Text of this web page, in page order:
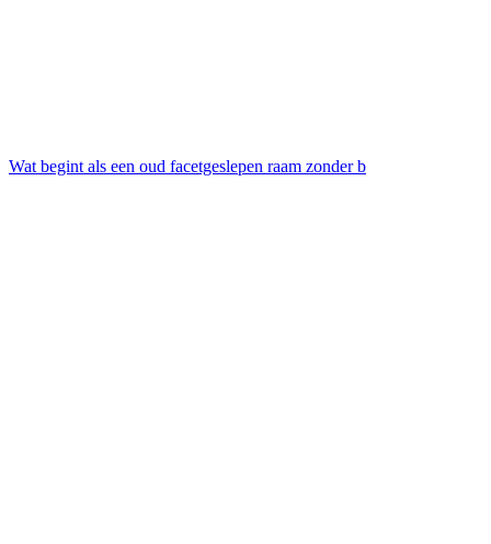
Wat begint als een oud facetgeslepen raam zonder b